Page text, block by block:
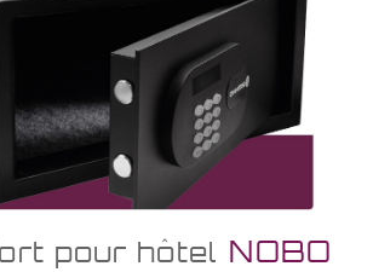
pour hôtel NOBO